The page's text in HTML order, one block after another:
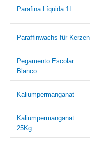
Parafina Líquida 1L
Paraffinwachs für Kerzen
Pegamento Escolar
Blanco
Kaliumpermanganat
Kaliumpermanganat
25Kg